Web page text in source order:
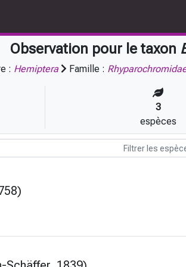
Observation pour le taxon
: Hemiptera Famille :
3
espèces